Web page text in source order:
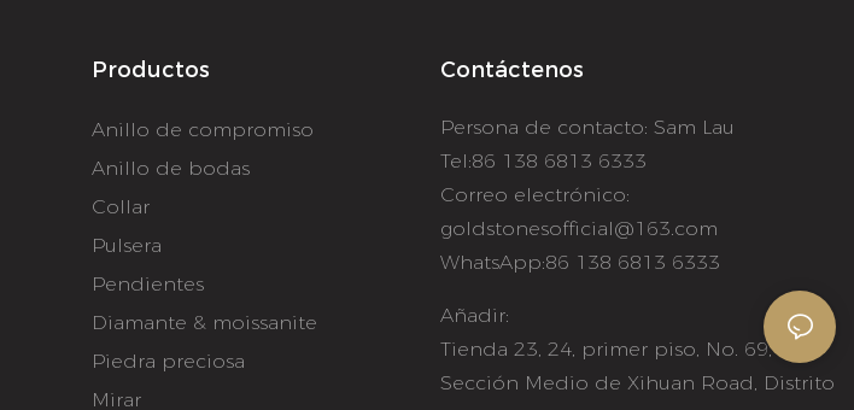
Productos
Anillo de compromiso
Anillo de bodas
Collar
Pulsera
Pendientes
Diamante & moissanite
Piedra preciosa
Mirar
Contáctenos
Persona de contacto: Sam Lau
Tel:86 138 6813 6333
Correo electrónico:
goldstonesofficial@163.com
WhatsApp:86 138 6813 6333
Añadir:
Tienda 23, 24, primer piso, No. 69,
Sección Medio de Xihuan Road, Distrito